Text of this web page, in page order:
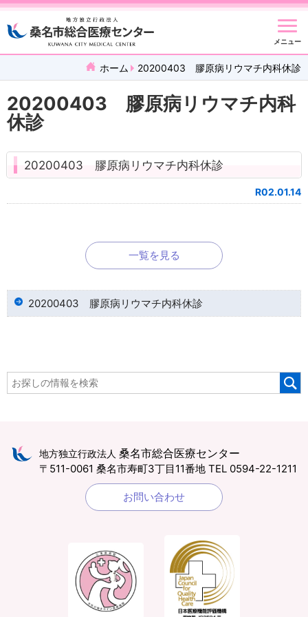
メニュー
ホーム 20200403 膠原病リウマチ内科休診
20200403 膠原病リウマチ内科
休診
20200403 膠原病リウマチ内科休診
R02.01.14
一覧を見る
20200403 膠原病リウマチ内科休診
地方独立行政法人 桑名市総合医療センター
〒511-0061 桑名市寿町3丁目11番地 TEL 0594-22-1211
お問い合わせ